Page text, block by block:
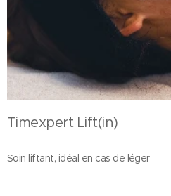
Timexpert
Soin liftant, idéal en cas de